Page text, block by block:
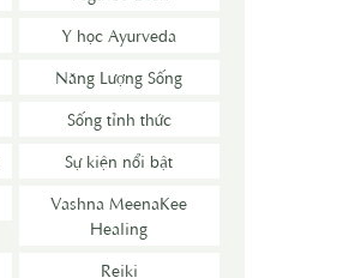
Y học Ayurveda
Năng Lượng Sống
Sống tỉnh thức
Sự kiện nổi bật
Vashna MeenaKee
Healing
Reiki